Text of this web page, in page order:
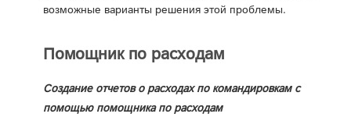
возможные варианты решения этой проблемы.
Помощник по расходам
Создание отчетов о расходах по командировкам с
помощью помощника по расходам